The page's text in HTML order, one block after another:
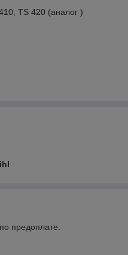
TS 420 (аналог )
предоплате.